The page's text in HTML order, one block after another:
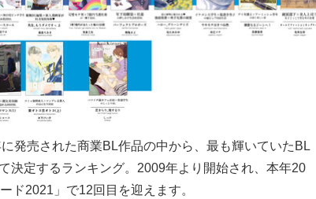
発売された商業BL作品の中から、最も輝いていたBL
決定するランキング。2009年より開始され、本年20
ド2021」で12回目を迎えます。